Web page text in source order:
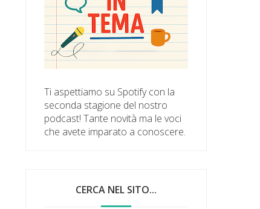
Ti aspettiamo su Spotify con la
seconda stagione del nostro
podcast! Tante novità ma le voci
che avete imparato a conoscere.
CERCA NEL SITO...